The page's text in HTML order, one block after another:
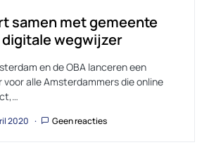
samen met gemeente
wegwijzer
en de OBA lanceren een
alle Amsterdammers die online
2020 Geen reacties